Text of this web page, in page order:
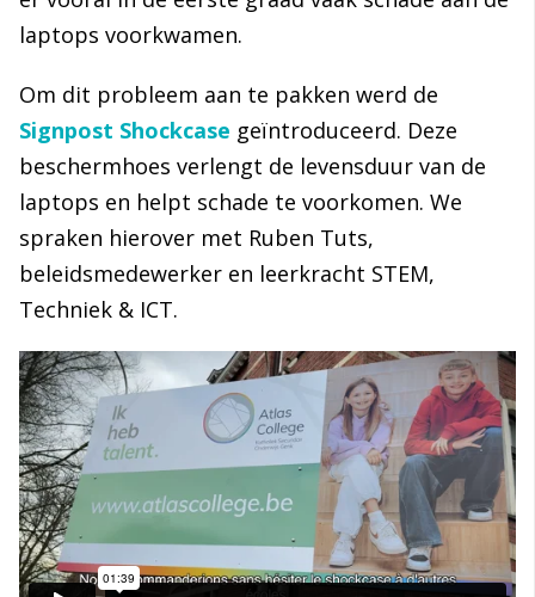
laptops voorkwamen.
Om dit probleem aan te pakken werd de
Signpost Shockcase geïntroduceerd. Deze
beschermhoes verlengt de levensduur van de
laptops en helpt schade te voorkomen. We
spraken hierover met Ruben Tuts,
beleidsmedewerker en leerkracht STEM,
Techniek & ICT.